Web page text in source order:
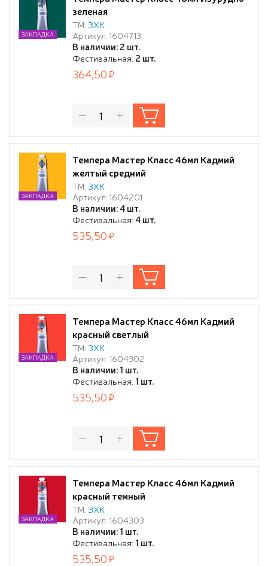
зеленая
ТМ: ЗХК
Артикул: 1604713
В наличии: 2 шт.
Фестивальная: 2 шт.
ЗАКЛАДКА
364,50
Темпера Мастер Класс 46мл Кадмий
желтый средний
ТМ: ЗХК
Артикул: 1604201
В наличии: 4 шт.
Фестивальная: 4 шт.
ЗАКЛАДКА
535,50
Темпера Мастер Класс 46мл Кадмий
красный светлый
ТМ: ЗХК
Артикул: 1604302
В наличии: 1 шт.
Фестивальная: 1 шт.
ЗАКЛАДКА
535,50
Темпера Мастер Класс 46мл Кадмий
красный темный
ТМ: ЗХК
Артикул: 1604303
В наличии: 1 шт.
Фестивальная: 1 шт.
ЗАКЛАДКА
535,50